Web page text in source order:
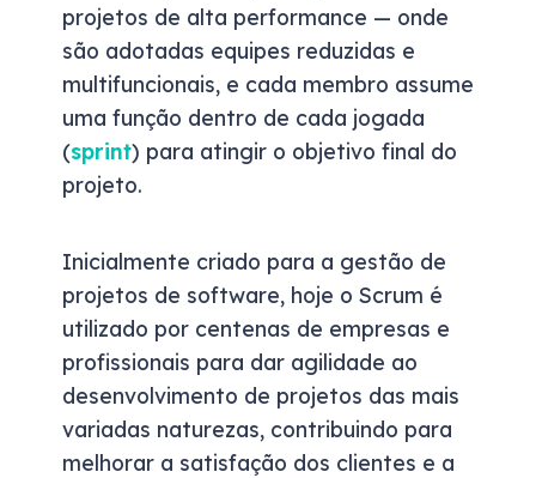
projetos de alta performance — onde
são adotadas equipes reduzidas e
multifuncionais, e cada membro assume
uma função dentro de cada jogada
(sprint) para atingir o objetivo final do
projeto.
Inicialmente criado para a gestão de
projetos de software, hoje o Scrum é
utilizado por centenas de empresas e
profissionais para dar agilidade ao
desenvolvimento de projetos das mais
variadas naturezas, contribuindo para
melhorar a satisfação dos clientes e a